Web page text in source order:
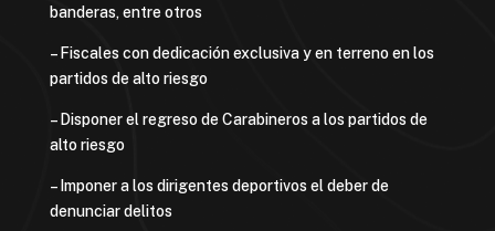
banderas, entre otros
– Fiscales con dedicación exclusiva y en terreno en los
partidos de alto riesgo
– Disponer el regreso de Carabineros a los partidos de
alto riesgo
– Imponer a los dirigentes deportivos el deber de
denunciar delitos